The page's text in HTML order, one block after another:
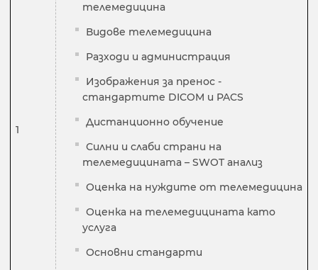
1
телемедицина
Видове телемедицина
Разходи и администрация
Изображения за пренос -
стандартите DICOM и PACS
Дистанционно обучение
Силни и слаби страни на
телемедицината – SWOT анализ
Оценка на нуждите от телемедицина
Оценка на телемедицината като
услуга
Основни стандарти